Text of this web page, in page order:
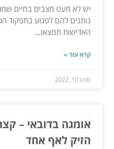
יש לא מעט מצבים בחיים
נותנים להם לפגוע בתפקוד
האדישות תמצאו...
קרא עוד »
ספט 10, 2022
אומגה בדובאי –
הזיק לאף אחד